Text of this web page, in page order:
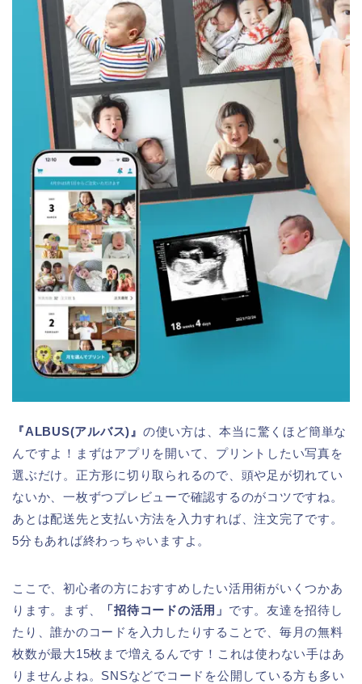
『ALBUS(アルバス)』 の使い方は、本当に驚くほど簡単な
んですよ！まずはアプリを開いて、プリントしたい写真を
選ぶだけ。正方形に切り取られるので、頭や足が切れてい
ないか、一枚ずつプレビューで確認するのがコツですね。
あとは配送先と支払い方法を入力すれば、注文完了です。
5分もあれば終わっちゃいますよ。
ここで、初心者の方におすすめしたい活用術がいくつかあ
ります。まず、
「招待コードの活用」 です。友達を招待し
たり、誰かのコードを入力したりすることで、毎月の無料
枚数が最大15枚まで増えるんです！これは使わない手はあ
りませんよね。SNSなどでコードを公開している方も多い